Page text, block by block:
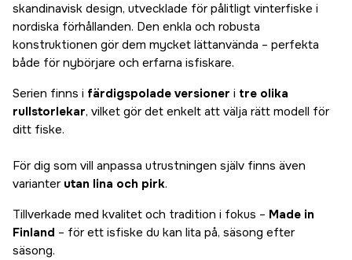
skandinavisk design, utvecklade för pålitligt vinterfiske i
nordiska förhållanden. Den enkla och robusta
konstruktionen gör dem mycket lättanvända – perfekta
både för nybörjare och erfarna isfiskare.
Serien finns i färdigspolade versioner i tre olika
rullstorlekar, vilket gör det enkelt att välja rätt modell för
ditt fiske.
För dig som vill anpassa utrustningen själv finns även
varianter utan lina och pirk.
Tillverkade med kvalitet och tradition i fokus – Made in
Finland – för ett isfiske du kan lita på, säsong efter
säsong.